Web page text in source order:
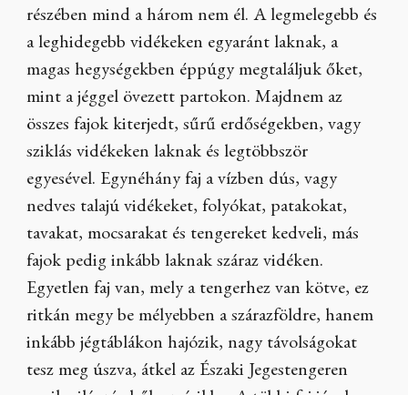
részében mind a három nem él. A legmelegebb és
a leghidegebb vidékeken egyaránt laknak, a
magas hegységekben éppúgy megtaláljuk őket,
mint a jéggel övezett partokon. Majdnem az
összes fajok kiterjedt, sűrű erdőségekben, vagy
sziklás vidékeken laknak és legtöbbször
egyesével. Egynéhány faj a vízben dús, vagy
nedves talajú vidékeket, folyókat, patakokat,
tavakat, mocsarakat és tengereket kedveli, más
fajok pedig inkább laknak száraz vidéken.
Egyetlen faj van, mely a tengerhez van kötve, ez
ritkán megy be mélyebben a szárazföldre, hanem
inkább jégtáblákon hajózik, nagy távolságokat
tesz meg úszva, átkel az Északi Jegestengeren